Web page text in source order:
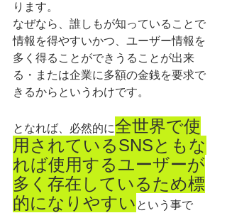
ります。
なぜなら、誰しもが知っていることで
情報を得やすいかつ、ユーザー情報を
多く得ることができうることが出来
る・または企業に多額の金銭を要求で
きるからというわけです。
となれば、必然的に全世界で使
用されているSNSともな
れば使用するユーザーが
多く存在しているため標
的になりやすい という事で